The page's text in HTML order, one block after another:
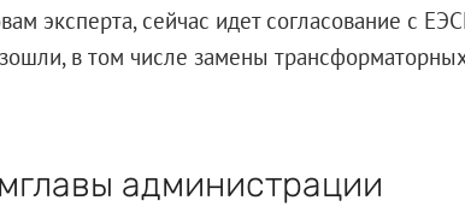
эксперта, сейчас идет согласование с
в том числе замены
администрации